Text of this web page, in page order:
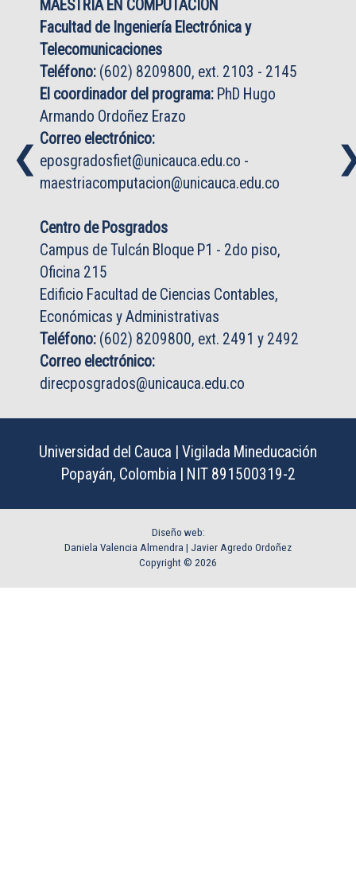
MAESTRÍA EN COMPUTACIÓN
Facultad de Ingeniería Electrónica y
Telecomunicaciones
Teléfono: (602) 8209800, ext. 2103 - 2145
El coordinador del programa: PhD Hugo
Armando Ordoñez Erazo
Correo electrónico:
eposgradosfiet@unicauca.edu.co -
maestriacomputacion@unicauca.edu.co
Centro de Posgrados
Campus de Tulcán Bloque P1 - 2do piso,
Oficina 215
Edificio Facultad de Ciencias Contables,
Económicas y Administrativas
Teléfono: (602) 8209800, ext. 2491 y 2492
Correo electrónico:
direcposgrados@unicauca.edu.co
❮
❮
Universidad del Cauca | Vigilada Mineducación
Popayán, Colombia | NIT 891500319-2
Diseño web:
Daniela Valencia Almendra | Javier Agredo Ordoñez
Copyright © 2026